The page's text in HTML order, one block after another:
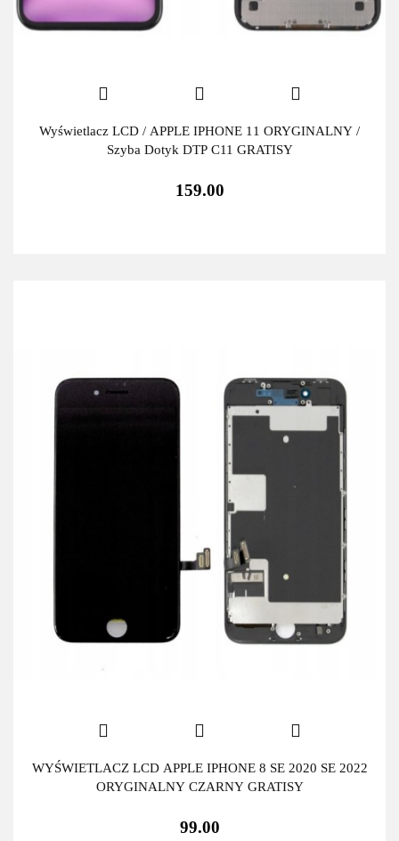
Wyświetlacz LCD / APPLE IPHONE 11 ORYGINALNY /
Szyba Dotyk DTP C11 GRATISY
159.00
WYŚWIETLACZ LCD APPLE IPHONE 8 SE 2020 SE 2022
ORYGINALNY CZARNY GRATISY
99.00